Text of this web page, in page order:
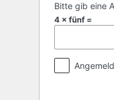
Bitte gib eine
4 × fünf =